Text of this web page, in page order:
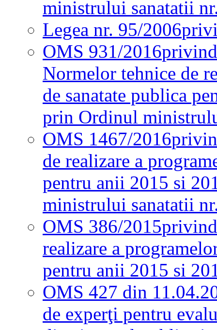
ministrului sanatatii
Legea nr. 95/2006
OMS 931/2016
Normelor tehnice de
de sanatate publica
prin Ordinul
OMS 1467/2016
de realizare a
pentru anii 2015 si
ministrului sanatatii
OMS 386/2015
realizare a
pentru anii 2015 si
OMS 427 din
de experţi pentru